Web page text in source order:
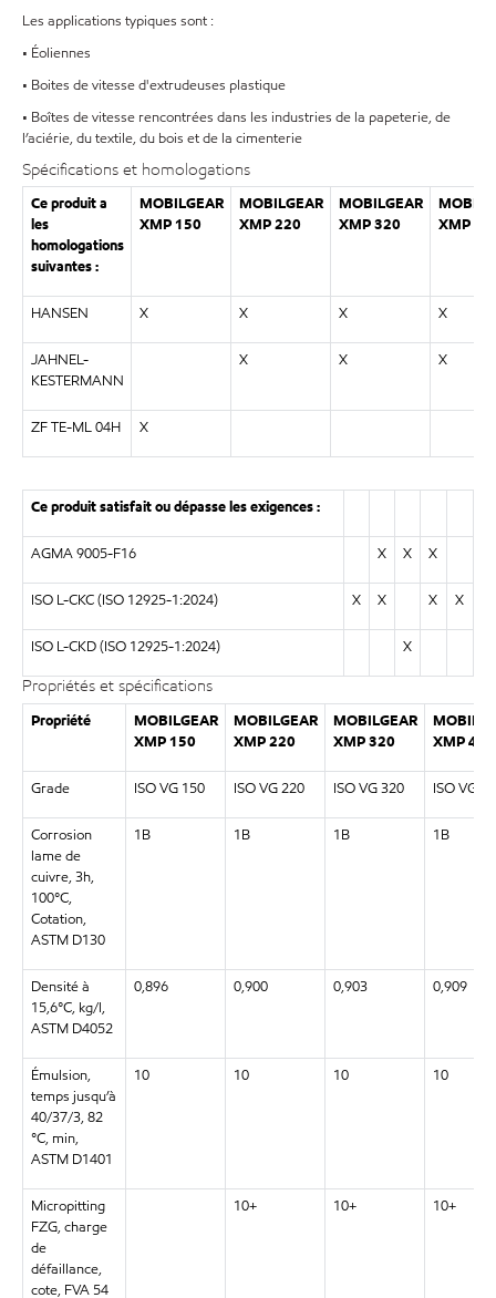
Les applications typiques sont :
• Éoliennes
• Boites de vitesse d'extrudeuses plastique
• Boîtes de vitesse rencontrées dans les industries de la papeterie, de
l’aciérie, du textile, du bois et de la cimenterie
Spécifications et homologations
Ce produit a
les
homologations
suivantes :
MOBILGEAR
XMP 150
MOBILGEAR
XMP 220
MOBILGEAR
XMP 320
XMP
HANSEN X X X X
JAHNEL-
KESTERMANN
X X X
ZF TE-ML 04H X
Ce produit satisfait ou dépasse les exigences :
AGMA 9005-F16 X X X
ISO L-CKC (ISO 12925-1:2024) X X X X
ISO L-CKD (ISO 12925-1:2024) X
Propriétés et spécifications
Propriété
MOBILGEAR
XMP 150
MOBILGEAR
XMP 220
MOBILGEAR
XMP 320
XMP 460
Grade ISO VG 150 ISO VG 220 ISO VG 320 ISO VG
Corrosion
lame de
cuivre, 3h,
100°C,
Cotation,
ASTM D130
1B 1B 1B 1B
Densité à
15,6°C, kg/l,
ASTM D4052
0,896 0,900 0,903 0,909
Émulsion,
temps jusqu’à
40/37/3, 82
°C, min,
ASTM D1401
10 10 10 10
Micropitting
FZG, charge
de
défaillance,
cote, FVA 54
10+ 10+ 10+